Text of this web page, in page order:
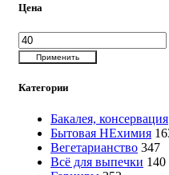
Цена
Минимальная
ценаПрименить
Категории
Бакалея, консервация
Бытовая НЕхимия
Вегетарианство 347
Всё для выпечки 140